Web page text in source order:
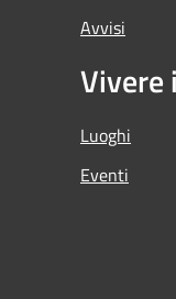
Avvisi
Vivere
Luoghi
Eventi